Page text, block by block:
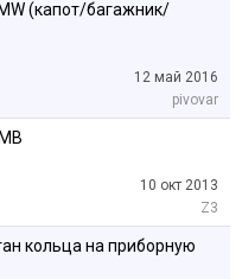
(капот/багажник/
12 май 2016
pivovar
10 окт 2013
Z3
кольца на приборную